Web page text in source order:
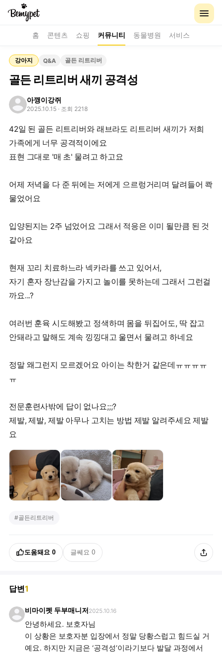
홈 콘텐츠 쇼핑 커뮤니티 동물병원 서비스
강아지 Q&A 골든 리트리버
골든 리트리버 새끼 공격성
아깽이강쥐
2025.10.15 · 조회 2218
42일 된 골든 리트리버와 래브라도 리트리버 새끼가 저희
가족에게 너무 공격적이에요
표현 그대로 '매 초' 물려고 하고요
어제 저녁을 다 준 뒤에는 저에게 으르렁거리며 달려들어 콱
물었어요
입양된지는 2주 넘었어요 그래서 적응은 이미 될만큼 된 것
같아요
현재 꼬리 치료하느라 넥카라를 쓰고 있어서,
자기 혼자 장난감을 가지고 놀이를 못하는데 그래서 그런걸
까요...?
여러번 훈육 시도해봤고 정색하며 몸을 뒤집어도, 딱 잡고
안돼라고 말해도 계속 낑낑대고 울면서 물려고 하네요
정말 왜그런지 모르겠어요 아이는 착한거 같은데ㅠㅠㅠㅠ
ㅠ
전문훈련사밖에 답이 없나요;;;?
제발, 제발, 제발 아무나 고치는 방법 제발 알려주세요 제발
요
#골든리트리버
도움돼요 0 글쎄요 0
답변1
비마이펫 두부매니저 2025.10.16
안녕하세요. 보호자님
이 상황은 보호자분 입장에서 정말 당황스럽고 힘드실 거
예요. 하지만 지금은 ‘공격성’이라기보다 발달 과정에서